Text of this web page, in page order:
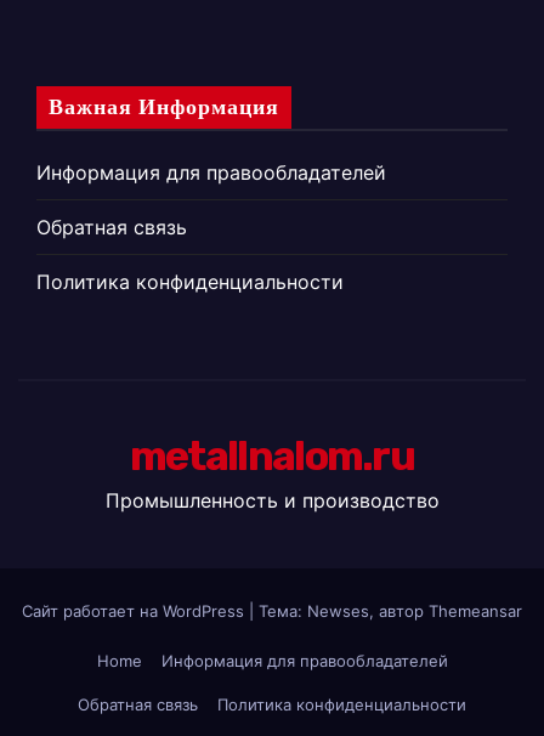
Важная Информация
Информация для правообладателей
Обратная связь
Политика конфиденциальности
metallnalom.ru
Промышленность и производство
Сайт работает на WordPress Тема: Newses, автор Themeansar
Home Информация для правообладателей
Обратная связь Политика конфиденциальности